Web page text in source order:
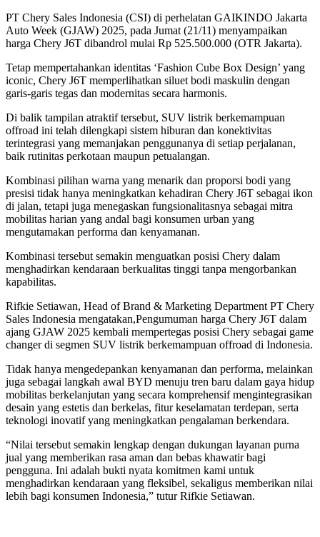
PT Chery Sales Indonesia (CSI) di perhelatan GAIKINDO Jakarta
Auto Week (GJAW) 2025, pada Jumat (21/11) menyampaikan
harga Chery J6T dibandrol mulai Rp 525.500.000 (OTR Jakarta).
Tetap mempertahankan identitas ‘Fashion Cube Box Design’ yang
iconic, Chery J6T memperlihatkan siluet bodi maskulin dengan
garis-garis tegas dan modernitas secara harmonis.
Di balik tampilan atraktif tersebut, SUV listrik berkemampuan
offroad ini telah dilengkapi sistem hiburan dan konektivitas
terintegrasi yang memanjakan penggunanya di setiap perjalanan,
baik rutinitas perkotaan maupun petualangan.
Kombinasi pilihan warna yang menarik dan proporsi bodi yang
presisi tidak hanya meningkatkan kehadiran Chery J6T sebagai ikon
di jalan, tetapi juga menegaskan fungsionalitasnya sebagai mitra
mobilitas harian yang andal bagi konsumen urban yang
mengutamakan performa dan kenyamanan.
Kombinasi tersebut semakin menguatkan posisi Chery dalam
menghadirkan kendaraan berkualitas tinggi tanpa mengorbankan
kapabilitas.
Rifkie Setiawan, Head of Brand & Marketing Department PT Chery
Sales Indonesia mengatakan,Pengumuman harga Chery J6T dalam
ajang GJAW 2025 kembali mempertegas posisi Chery sebagai game
changerdi segmen SUV listrik berkemampuan offroad di Indonesia.
Tidak hanya mengedepankan kenyamanan dan performa, melainkan
juga sebagai langkah awal BYD menuju tren baru dalam gaya hidup
mobilitas berkelanjutan yang secara komprehensif mengintegrasikan
desain yang estetis dan berkelas, fitur keselamatan terdepan, serta
teknologi inovatif yang meningkatkan pengalaman berkendara.
“Nilai tersebut semakin lengkap dengan dukungan layanan purna
jual yang memberikan rasa aman dan bebas khawatir bagi
pengguna. Ini adalah bukti nyata komitmen kami untuk
menghadirkan kendaraan yang fleksibel, sekaligus memberikan nilai
lebih bagi konsumen Indonesia,” tutur Rifkie Setiawan.